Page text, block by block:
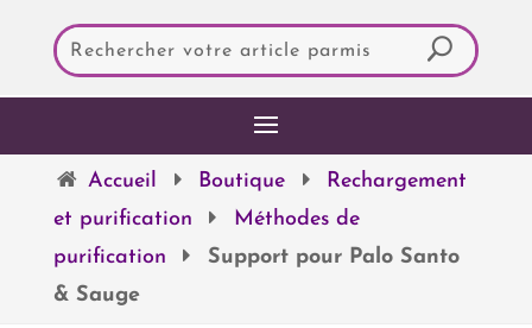
Accueil Boutique
Rechargement
et purification
Méthodes de
purification
Support pour Palo Santo
& Sauge